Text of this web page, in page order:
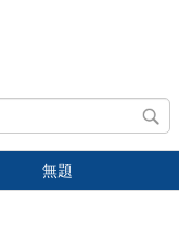
無題